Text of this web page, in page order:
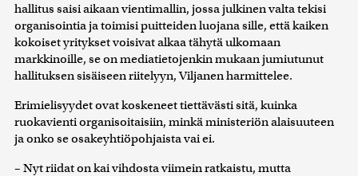
hallitus saisi aikaan vientimallin, jossa julkinen valta tekisi
organisointia ja toimisi puitteiden luojana sille, että kaiken
kokoiset yritykset voisivat alkaa tähytä ulkomaan
markkinoille, se on mediatietojenkin mukaan jumiutunut
hallituksen sisäiseen riitelyyn, Viljanen harmittelee.
Erimielisyydet ovat koskeneet tiettävästi sitä, kuinka
ruokavienti organisoitaisiin, minkä ministeriön alaisuuteen
ja onko se osakeyhtiöpohjaista vai ei.
– Nyt riidat on kai vihdosta viimein ratkaistu, mutta